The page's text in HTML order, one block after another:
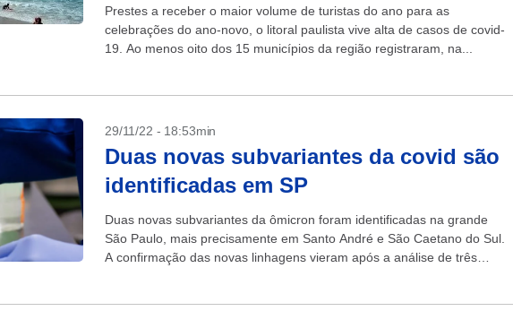
Prestes a receber o maior volume de turistas do ano para as
celebrações do ano-novo, o litoral paulista vive alta de casos de covid-
19. Ao menos oito dos 15 municípios da região registraram, na...
29/11/22 - 18:53min
Duas novas subvariantes da covid são
identificadas em SP
Duas novas subvariantes da ômicron foram identificadas na grande
São Paulo, mais precisamente em Santo André e São Caetano do Sul.
A confirmação das novas linhagens vieram após a análise de três